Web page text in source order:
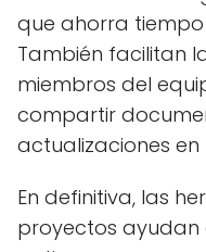
que ahorra tiempo
También facilitan
miembros del
compartir
actualizaciones en
En definitiva, las
proyectos ayudan